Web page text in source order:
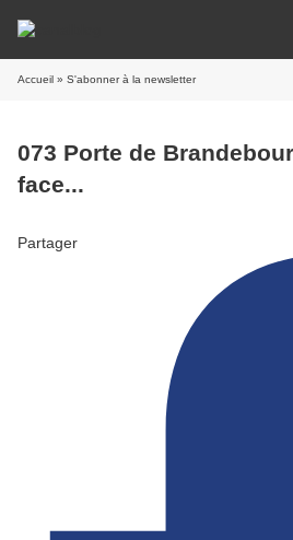
Accueil » S'abonner à la newsletter
073 Porte de
face...
Partager